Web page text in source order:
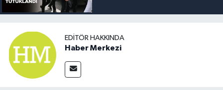
EDITÖR HAKKINDA
Haber Merkezi